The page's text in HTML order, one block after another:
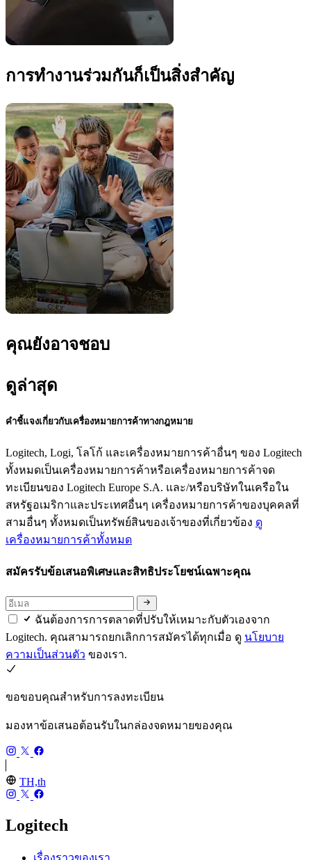
การทำงานร่วมกันก็เป็นสิ่งสำคัญ
คุณยังอาจชอบ
ดูล่าสุด
คำชี้แจงเกี่ยวกับเครื่องหมายการค้าทางกฎหมาย
Logitech, Logi, โลโก้ และเครื่องหมายการค้าอื่นๆ ของ Logitech
ทั้งหมดเป็นเครื่องหมายการค้าหรือเครื่องหมายการค้าจด
ทะเบียนของ Logitech Europe S.A. และ/หรือบริษัทในเครือใน
สหรัฐอเมริกาและประเทศอื่นๆ เครื่องหมายการค้าของบุคคลที่
สามอื่นๆ ทั้งหมดเป็นทรัพย์สินของเจ้าของที่เกี่ยวข้อง ดู
เครื่องหมายการค้าทั้งหมด
สมัครรับข้อเสนอพิเศษและสิทธิประโยชน์เฉพาะคุณ
ฉันต้องการการตลาดที่ปรับให้เหมาะกับตัวเองจาก
Logitech. คุณสามารถยกเลิกการสมัครได้ทุกเมื่อ ดู นโยบาย
ความเป็นส่วนตัว ของเรา.
ขอขอบคุณสำหรับการลงทะเบียน
มองหาข้อเสนอต้อนรับในกล่องจดหมายของคุณ
TH,th
Logitech
เรื่องราวของเรา